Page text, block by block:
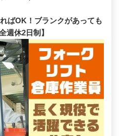
ばOK！ブランクがあっても
週休2日制】